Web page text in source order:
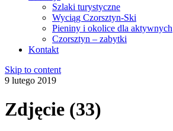
Szlaki turystyczne
Wyciąg Czorsztyn-Ski
Pieniny i okolice dla aktywnych
Czorsztyn – zabytki
Kontakt
Skip to content
9 lutego 2019
Zdjęcie (33)